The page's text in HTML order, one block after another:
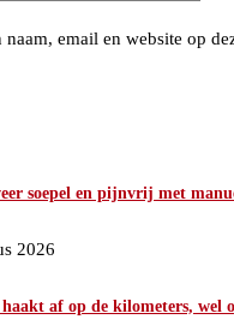
email en website op
soepel en pijnvrij met
2026
af op de kilometers, wel